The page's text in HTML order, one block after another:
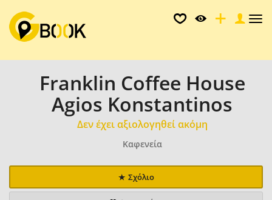
Franklin Coffee House
Agios Konstantinos
Δεν έχει αξιολογηθεί ακόμη
Καφενεία
Σχόλιο